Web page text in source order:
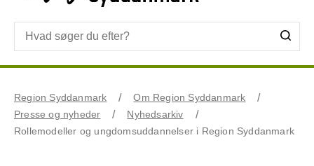
Region Syddanmark
Om Region Syddanmark
Presse og nyheder
Nyhedsarkiv
Rollemodeller og ungdomsuddannelser i Region Syddanmark